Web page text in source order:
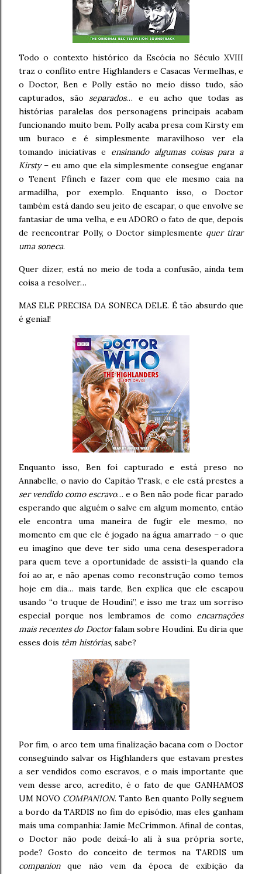
Todo o contexto histórico da Escócia no Século XVIII
traz o conflito entre Highlanders e Casacas Vermelhas, e
o Doctor, Ben e Polly estão no meio disso tudo, são
capturados, são separados… e eu acho que todas as
histórias paralelas dos personagens principais acabam
funcionando muito bem. Polly acaba presa com Kirsty em
um buraco e é simplesmente maravilhoso ver ela
tomando iniciativas e ensinando algumas coisas para a
Kirsty– eu amo que ela simplesmente consegue enganar
o Tenent Ffinch e fazer com que ele mesmo caia na
armadilha, por exemplo. Enquanto isso, o Doctor
também está dando seu jeito de escapar, o que envolve se
fantasiar de uma velha, e eu ADORO o fato de que, depois
de reencontrar Polly, o Doctor simplesmente quer tirar
uma soneca.
Quer dizer, está no meio de toda a confusão, ainda tem
coisa a resolver…
MAS ELE PRECISA DA SONECA DELE. É tão absurdo que
é genial!
Enquanto isso, Ben foi capturado e está preso no
Annabelle, o navio do Capitão Trask, e ele está prestes a
ser vendido como escravo… e o Ben não pode ficar parado
esperando que alguém o salve em algum momento, então
ele encontra uma maneira de fugir ele mesmo, no
momento em que ele é jogado na água amarrado – o que
eu imagino que deve ter sido uma cena desesperadora
para quem teve a oportunidade de assisti-la quando ela
foi ao ar, e não apenas como reconstrução como temos
hoje em dia… mais tarde, Ben explica que ele escapou
usando “o truque de Houdini”, e isso me traz um sorriso
especial porque nos lembramos de como encarnações
mais recentes do Doctorfalam sobre Houdini. Eu diria que
esses dois têm histórias, sabe?
Por fim, o arco tem uma finalização bacana com o Doctor
conseguindo salvar os Highlanders que estavam prestes
a ser vendidos como escravos, e o mais importante que
vem desse arco, acredito, é o fato de que GANHAMOS
UM NOVO COMPANION. Tanto Ben quanto Polly seguem
a bordo da TARDIS no fim do episódio, mas eles ganham
mais uma companhia: Jamie McCrimmon. Afinal de contas,
o Doctor não pode deixá-lo ali à sua própria sorte,
pode? Gosto do conceito de termos na TARDIS um
companionque não vem da época de exibição da